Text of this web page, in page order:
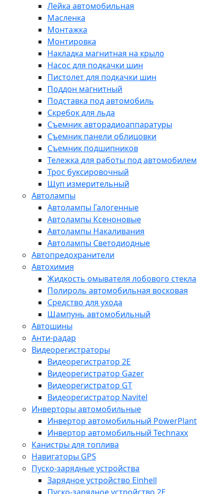
Лейка автомобильная
Масленка
Монтажка
Монтировка
Накладка магнитная на крыло
Насос для подкачки шин
Пистолет для подкачки шин
Поддон магнитный
Подставка под автомобиль
Скребок для льда
Съемник авторадиоаппаратуры
Съемник панели облицовки
Съемник подшипников
Тележка для работы под автомобилем
Трос буксировочный
Щуп измерительный
Автолампы
Автолампы Галогенные
Автолампы Ксеноновые
Автолампы Накаливания
Автолампы Светодиодные
Автопредохранители
Автохимия
Жидкость омывателя лобового стекла
Полироль автомобильная восковая
Средство для ухода
Шампунь автомобильный
Автошины
Анти-радар
Видеорегистраторы
Видеорегистратор 2E
Видеорегистратор Gazer
Видеорегистратор GT
Видеорегистратор Navitel
Инверторы автомобильные
Инвертор автомобильный PowerPlant
Инвертор автомобильный Technaxx
Канистры для топлива
Навигаторы GPS
Пуско-зарядные устройства
Зарядное устройство Einhell